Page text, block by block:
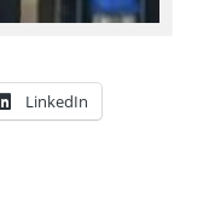
LinkedIn